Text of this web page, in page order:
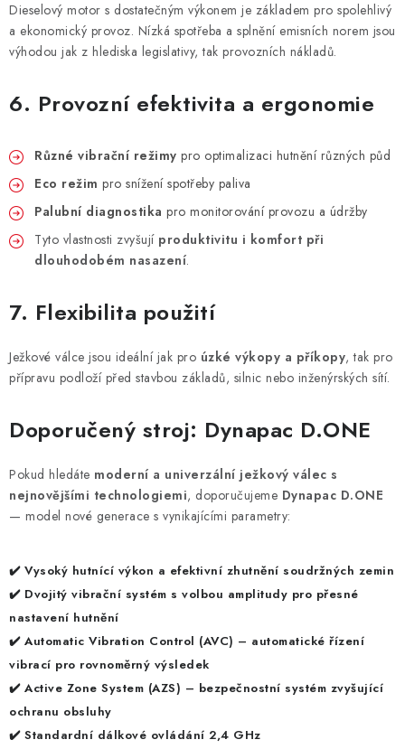
Dieselový motor s dostatečným výkonem je základem pro spolehlivý
a ekonomický provoz. Nízká spotřeba a splnění emisních norem jsou
výhodou jak z hlediska legislativy, tak provozních nákladů.
6. Provozní efektivita a ergonomie
Různé vibrační režimy pro optimalizaci hutnění různých půd
Eco režim pro snížení spotřeby paliva
Palubní diagnostika pro monitorování provozu a údržby
Tyto vlastnosti zvyšují produktivitu i komfort při
dlouhodobém nasazení.
7. Flexibilita použití
Ježkové válce jsou ideální jak pro úzké výkopy a příkopy, tak pro
přípravu podloží před stavbou základů, silnic nebo inženýrských sítí.
Doporučený stroj: Dynapac D.ONE
Pokud hledáte moderní a univerzální ježkový válec s
nejnovějšími technologiemi, doporučujeme Dynapac D.ONE
— model nové generace s vynikajícími parametry:
✔️ Vysoký hutnící výkon a efektivní zhutnění soudržných zemin
✔️ Dvojitý vibrační systém s volbou amplitudy pro přesné
nastavení hutnění
✔️ Automatic Vibration Control (AVC) – automatické řízení
vibrací pro rovnoměrný výsledek
✔️ Active Zone System (AZS) – bezpečnostní systém zvyšující
ochranu obsluhy
✔️ Standardní dálkové ovládání 2,4 GHz